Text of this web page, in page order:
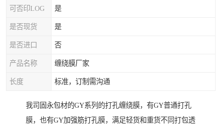
可否印LOG 是
是否现货 是
是否进口 否
产品名称 缠绕膜厂家
长度 标准，订制需沟通
我司固永包材的GY系列的打孔缠绕膜，有GY普通打孔
膜，也有GY加强筋打孔膜，满足轻货和重货不同打包透